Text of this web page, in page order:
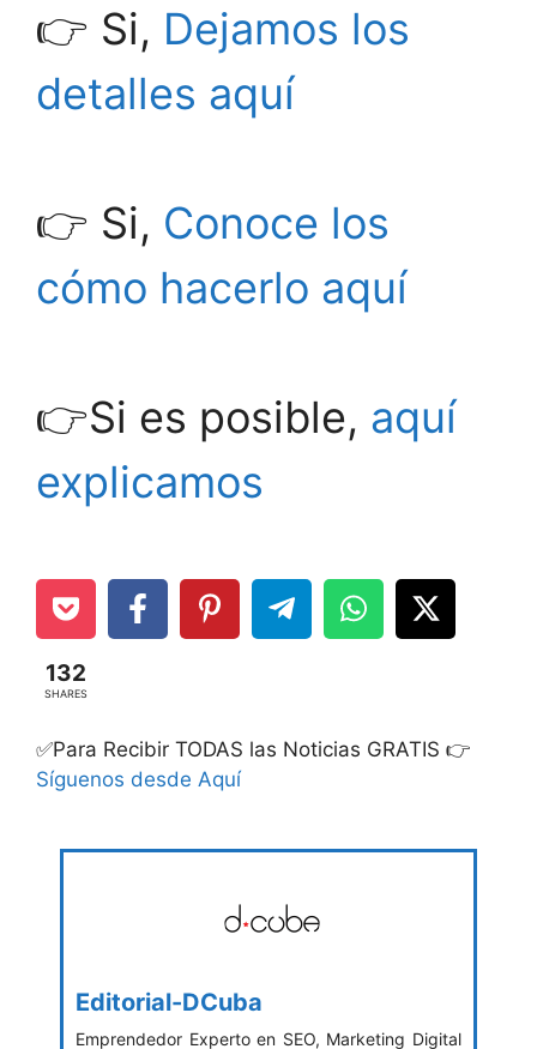
👉 Si, Dejamos los
detalles aquí
👉 Si, Conoce los
cómo hacerlo aquí
👉Si es posible, aquí
explicamos
132
SHARES
✅Para Recibir TODAS las Noticias GRATIS 👉
Síguenos desde Aquí
Editorial-DCuba
Emprendedor Experto en SEO, Marketing Digital